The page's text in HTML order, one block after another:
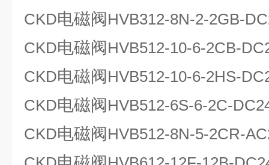
CKD电磁阀HVB312-8N-2-2GB-
CKD电磁阀HVB512-10-6-2CB-
CKD电磁阀HVB512-10-6-2HS-
CKD电磁阀HVB512-6S-6-2C-
CKD电磁阀HVB512-8N-5-2CR-